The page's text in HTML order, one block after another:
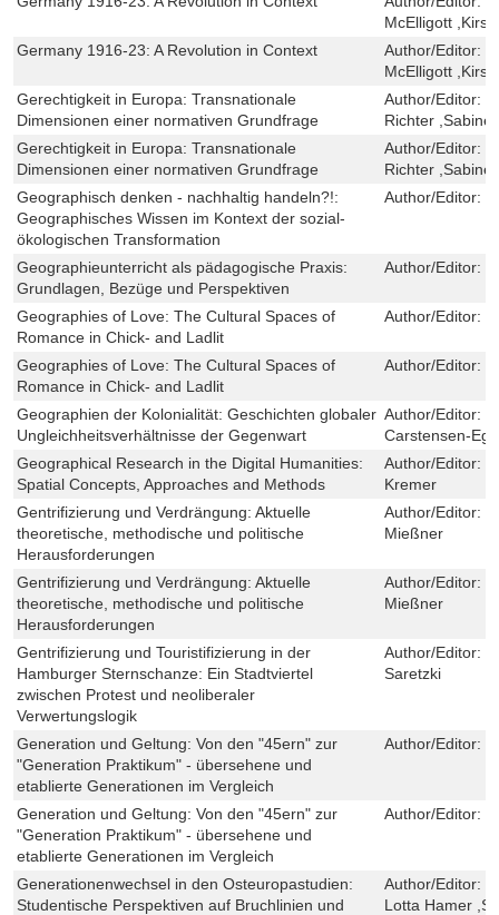
McElligott
Germany 1916-23: A Revolution in Context
Author/Editor:
McElligott
Gerechtigkeit in Europa: Transnationale
Dimensionen einer normativen Grundfrage
Author/Editor:
Richter ,Sabine
Gerechtigkeit in Europa: Transnationale
Dimensionen einer normativen Grundfrage
Author/Editor:
Richter ,Sabine
Geographisch denken - nachhaltig handeln?!:
Geographisches Wissen im Kontext der sozial-
ökologischen Transformation
Author/Editor:
Geographieunterricht als pädagogische Praxis:
Grundlagen, Bezüge und Perspektiven
Author/Editor:
Geographies of Love: The Cultural Spaces of
Romance in Chick- and Ladlit
Author/Editor:
Geographies of Love: The Cultural Spaces of
Romance in Chick- and Ladlit
Author/Editor:
Geographien der Kolonialität: Geschichten globaler
Ungleichheitsverhältnisse der Gegenwart
Author/Editor:
Carstensen-
Geographical Research in the Digital Humanities:
Spatial Concepts, Approaches and Methods
Author/Editor:
Kremer
Gentrifizierung und Verdrängung: Aktuelle
theoretische, methodische und politische
Herausforderungen
Author/Editor:
Mießner
Gentrifizierung und Verdrängung: Aktuelle
theoretische, methodische und politische
Herausforderungen
Author/Editor:
Mießner
Gentrifizierung und Touristifizierung in der
Hamburger Sternschanze: Ein Stadtviertel
zwischen Protest und neoliberaler
Verwertungslogik
Author/Editor:
Saretzki
Generation und Geltung: Von den "45ern" zur
"Generation Praktikum" - übersehene und
etablierte Generationen im Vergleich
Author/Editor:
Generation und Geltung: Von den "45ern" zur
"Generation Praktikum" - übersehene und
etablierte Generationen im Vergleich
Author/Editor:
Generationenwechsel in den Osteuropastudien:
Studentische Perspektiven auf Bruchlinien und
Author/Editor:
Lotta Hamer